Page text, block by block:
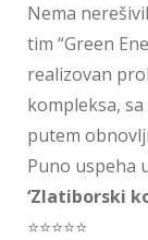
Nema
tim “Green
realizovan
kompleksa,
putem
Puno uspeha
‘Zlatiborski
⭐⭐⭐⭐⭐